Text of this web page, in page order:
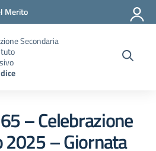
Merito
Secondaria
– Celebrazione
– Giornata